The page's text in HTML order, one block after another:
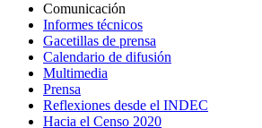
Comunicación
Informes técnicos
Gacetillas de prensa
Calendario de difusión
Multimedia
Prensa
Reflexiones desde el INDEC
Hacia el Censo 2020